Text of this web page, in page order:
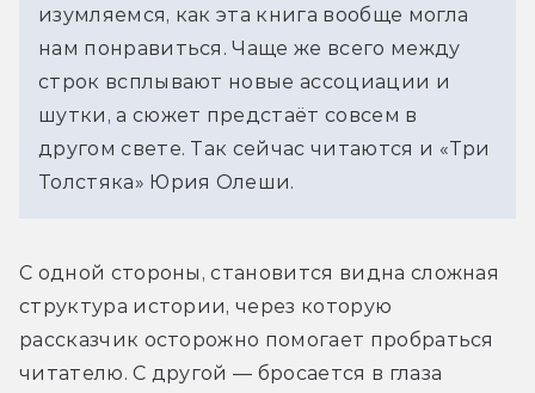
изумляемся, как эта книга вообще могла
нам понравиться. Чаще же всего между
строк всплывают новые ассоциации и
шутки, а сюжет предстаёт совсем в
другом свете. Так сейчас читаются и «Три
Толстяка» Юрия Олеши.
С одной стороны, становится видна сложная
структура истории, через которую
рассказчик осторожно помогает пробраться
читателю. С другой — бросается в глаза